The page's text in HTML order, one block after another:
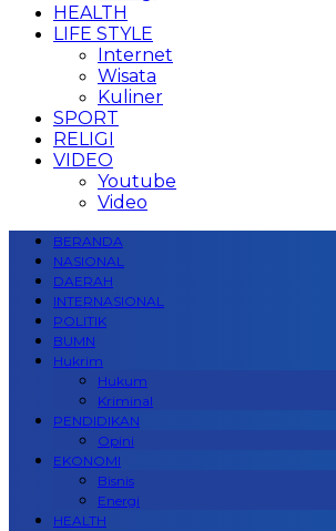
HEALTH
LIFE STYLE
Internet
Wisata
Kuliner
SPORT
RELIGI
VIDEO
Youtube
Video
BERANDA
NASIONAL
DAERAH
INTERNASIONAL
POLITIK
BUMN
Hukrim
Hukum
Kriminal
PENDIDIKAN
Opini
EKONOMI
Bisnis
Energi
HEALTH